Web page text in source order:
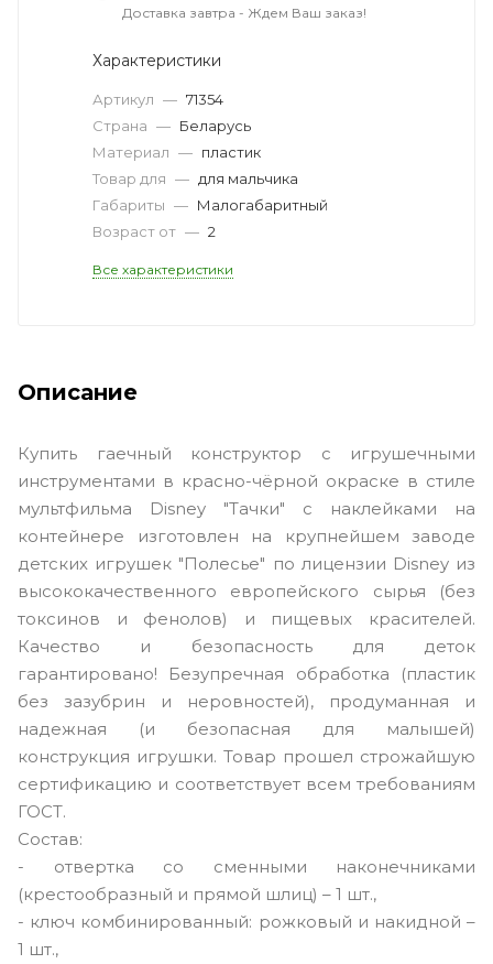
Доставка завтра - Ждем Ваш заказ!
Характеристики
Артикул — 71354
Страна — Беларусь
Материал — пластик
Товар для — для мальчика
Габариты — Малогабаритный
Возраст от — 2
Все характеристики
Описание
Купить гаечный конструктор с игрушечными
инструментами в красно-чёрной окраске в стиле
мультфильма Disney "Тачки" с наклейками на
контейнере изготовлен на крупнейшем заводе
детских игрушек "Полесье" по лицензии Disney из
высококачественного европейского сырья (без
токсинов и фенолов) и пищевых красителей.
Качество и безопасность для деток
гарантировано! Безупречная обработка (пластик
без зазубрин и неровностей), продуманная и
надежная (и безопасная для малышей)
конструкция игрушки. Товар прошел строжайшую
сертификацию и соответствует всем требованиям
ГОСТ.
Состав:
- отвертка со сменными наконечниками
(крестообразный и прямой шлиц) – 1 шт.,
- ключ комбинированный: рожковый и накидной –
1 шт.,